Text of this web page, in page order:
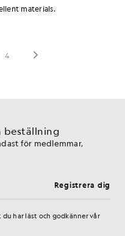
beställning
för medlemmar,
Registrera dig
har läst och godkänner vår